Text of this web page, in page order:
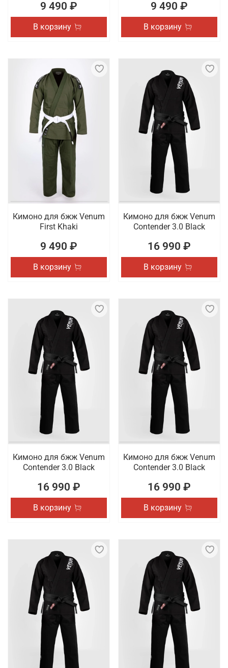
9 490 ₽
В корзину
9 490 ₽
В корзину
Кимоно для бжж Venum
First Khaki
9 490 ₽
В корзину
Кимоно для бжж Venum
Contender 3.0 Black
16 990 ₽
В корзину
Кимоно для бжж Venum
Contender 3.0 Black
16 990 ₽
В корзину
Кимоно для бжж Venum
Contender 3.0 Black
16 990 ₽
В корзину